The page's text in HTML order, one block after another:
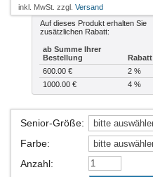
inkl. MwSt. zzgl. Versand
Auf dieses Produkt erhalten Sie
zusätzlichen Rabatt:
ab Summe Ihrer
Bestellung
Rabatt
600.00 €
2 %
1000.00 €
4 %
Senior-Größe:
Farbe:
Anzahl: